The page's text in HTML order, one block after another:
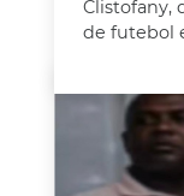
Clistofany,
de futebol